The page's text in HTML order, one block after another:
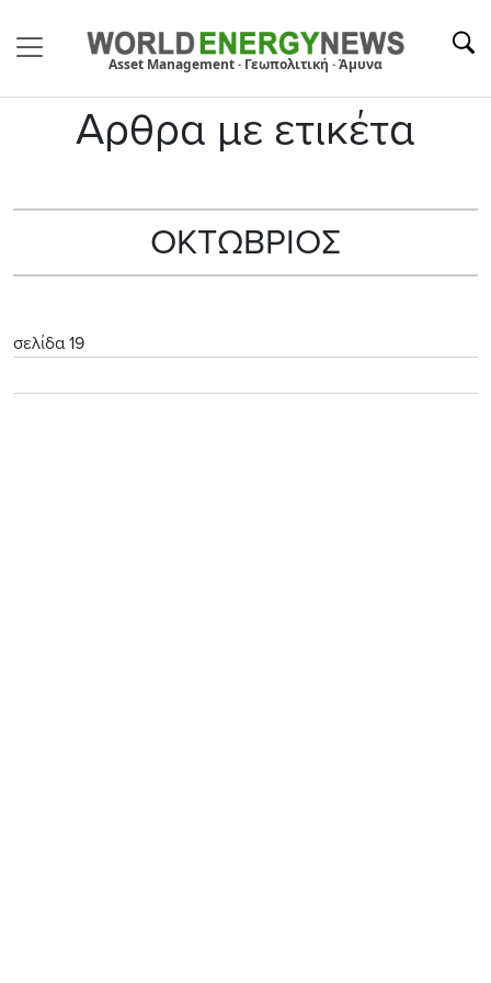
Asset Management · Γεωπολιτική · Άμυνα
Αρθρα με ετικέτα
ΟΚΤΩΒΡΙΟΣ
σελίδα 19